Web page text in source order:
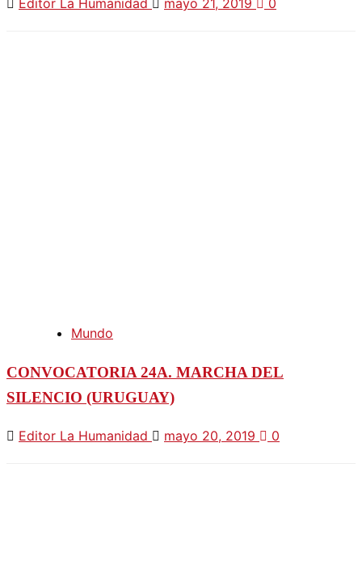
Editor La Humanidad mayo 21, 2019 0
Mundo
CONVOCATORIA 24A. MARCHA DEL
SILENCIO (URUGUAY)
Editor La Humanidad mayo 20, 2019 0